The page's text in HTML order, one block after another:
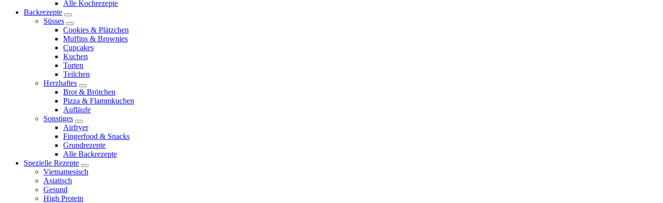
menu
Alle Kochrezepte
Backrezepte
expand
child
menu
Süsses
expand
child
menu
Cookies & Plätzchen
Muffins & Brownies
Cupcakes
Kuchen
Torten
Teilchen
Herzhaftes
expand
child
menu
Brot & Brötchen
Pizza & Flammkuchen
Aufläufe
Sonstiges
expand
child
menu
Airfryer
Fingerfood & Snacks
Grundrezepte
Alle Backrezepte
Spezielle Rezepte
expand
child
Vietnamesisch
Asiatisch
Gesund
High Protein